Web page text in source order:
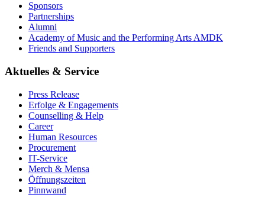
Sponsors
Partnerships
Alumni
Academy of Music and the Performing Arts AMDK
Friends and Supporters
Aktuelles & Service
Press Release
Erfolge & Engagements
Counselling & Help
Career
Human Resources
Procurement
IT-Service
Merch & Mensa
Öffnungszeiten
Pinnwand